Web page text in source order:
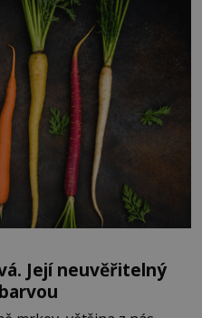
Její neuvěřitelný